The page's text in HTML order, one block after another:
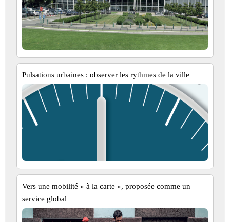
Pulsations urbaines : observer les rythmes de la ville
Vers une mobilité « à la carte », proposée comme un
service global